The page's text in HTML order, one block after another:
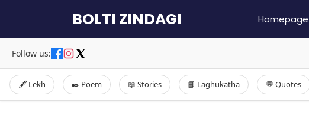
content
BOLTI ZINDAGI Homepage
Follow us:
🖋️ Lekh ✒️ Poem 📖 Stories 📘 Laghukatha 💬 Quotes